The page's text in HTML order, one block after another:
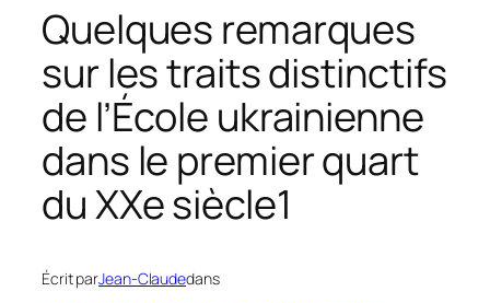
Quelques remarques
sur les traits distinctifs
de l’École ukrainienne
dans le premier quart
du XXe siècle1
Écrit parJean-Claudedans